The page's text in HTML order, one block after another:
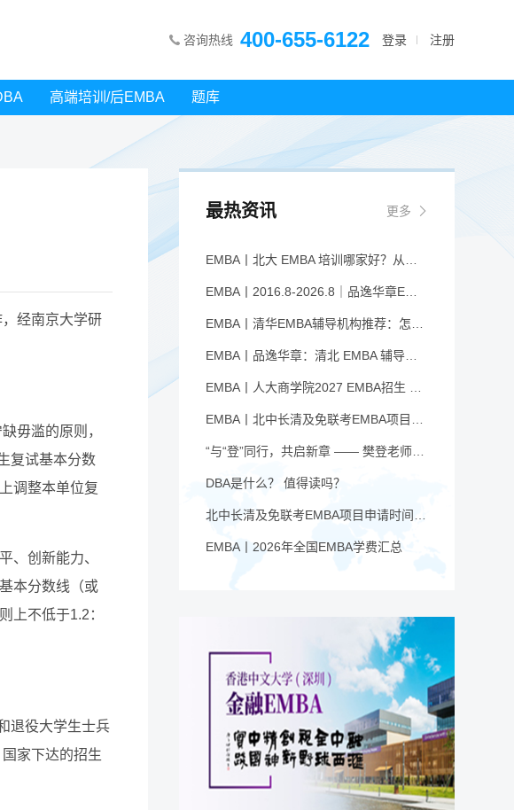
咨询热线 400-655-6122 登录 注册
高端培训/后EMBA 题库
经南京大学研
毋滥的原则，
复试基本分数
调整本单位复
、创新能力、
本分数线（或
上不低于1.2：
退役大学生士兵
家下达的招生
最热资讯 更多
EMBA丨2016.8-2026.8｜品逸华章EMBA10周年：一群人，一条上岸路
EMBA丨品逸华章：清北 EMBA 辅导的学院派实力全景
“与“登”同行，共启新章 —— 樊登老师与品逸华章团队新年聚会
DBA是什么？ 值得读吗？
EMBA丨2026年全国EMBA学费汇总